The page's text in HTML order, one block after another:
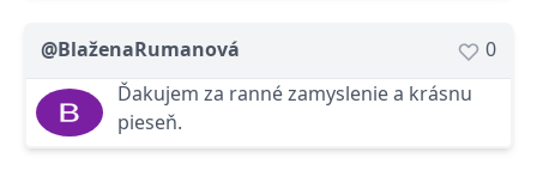
@BlaženaRumanová
0
Ďakujem za ranné zamyslenie a krásnu
pieseň.